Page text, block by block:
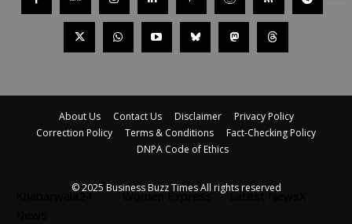
About Us Contact Us Disclaimer
Privacy Policy
Correction Policy
Terms & Conditions
Fact-Checking Policy
DNPA Code of Ethics
© 2025 Business Buzz Times All rights reserved
Khabarwala24
Women Express Latest NewsX